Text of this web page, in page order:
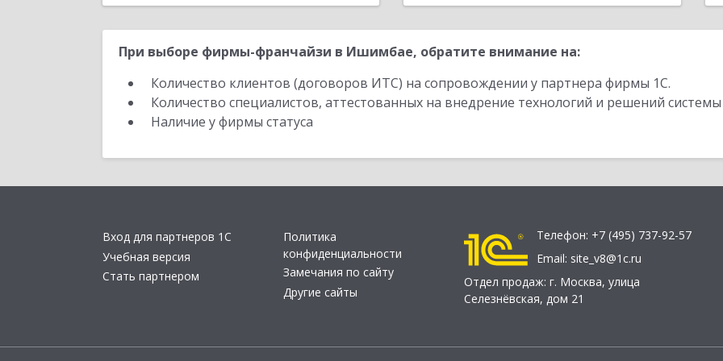
При выборе фирмы-франчайзи в Ишимбае, обратите внимание на:
Количество клиентов (договоров ИТС) на сопровождении у партнера фирмы 1С.
Количество специалистов, аттестованных на внедрение технологий и решений
Наличие у фирмы статуса
Вход для партнеров 1С
Учебная версия
Стать партнером
Политика
конфиденциальности
Замечания по сайту
Другие сайты
Телефон: +7 (495) 737-92-57
Email: site_v8@1c.ru
Отдел продаж: г. Москва, улица
Селезнёвская, дом 21